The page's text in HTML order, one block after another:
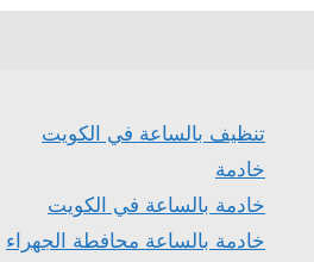
تنظيف بالساعة في الكويت
خادمة
خادمة بالساعة في الكويت
خادمة بالساعة محافطة الجهراء